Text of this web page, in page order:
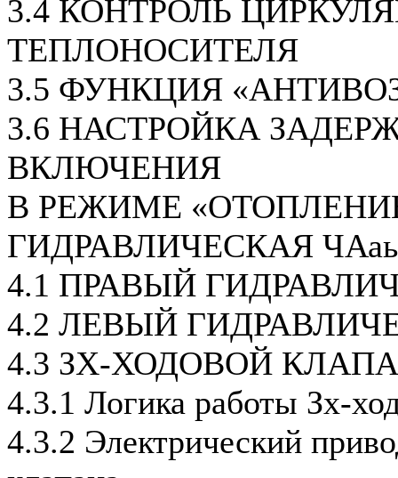
3.4 КОНТРОЛЬ
ТЕПЛОНОСИТЕЛЯ
3.5 ФУНКЦИЯ
3.6 НАСТРОЙКА
ВКЛЮЧЕНИЯ
В РЕЖИМЕ
ГИДРАВЛИЧЕСКАЯ ЧАаь
4.1 ПРАВЫЙ
4.2 ЛЕВЫЙ
4.3 ЗХ-ХОДОВОЙ
4.3.1 Логика работы Зх-
4.3.2 Электрический